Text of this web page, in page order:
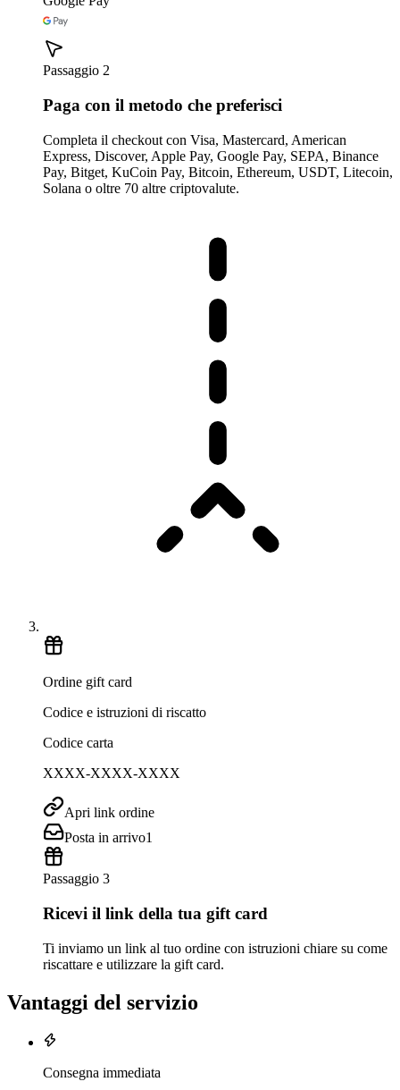
Passaggio 2
Paga con il metodo che preferisci
Completa il checkout con Visa, Mastercard, American
Express, Discover, Apple Pay, Google Pay, SEPA, Binance
Pay, Bitget, KuCoin Pay, Bitcoin, Ethereum, USDT, Litecoin,
Solana o oltre 70 altre criptovalute.
Ordine gift card
Codice e istruzioni di riscatto
Codice carta
XXXX-XXXX-XXXX
Apri link ordine
Posta in arrivo1
Passaggio 3
Ricevi il link della tua gift card
Ti inviamo un link al tuo ordine con istruzioni chiare su come
riscattare e utilizzare la gift card.
Vantaggi del servizio
Consegna immediata